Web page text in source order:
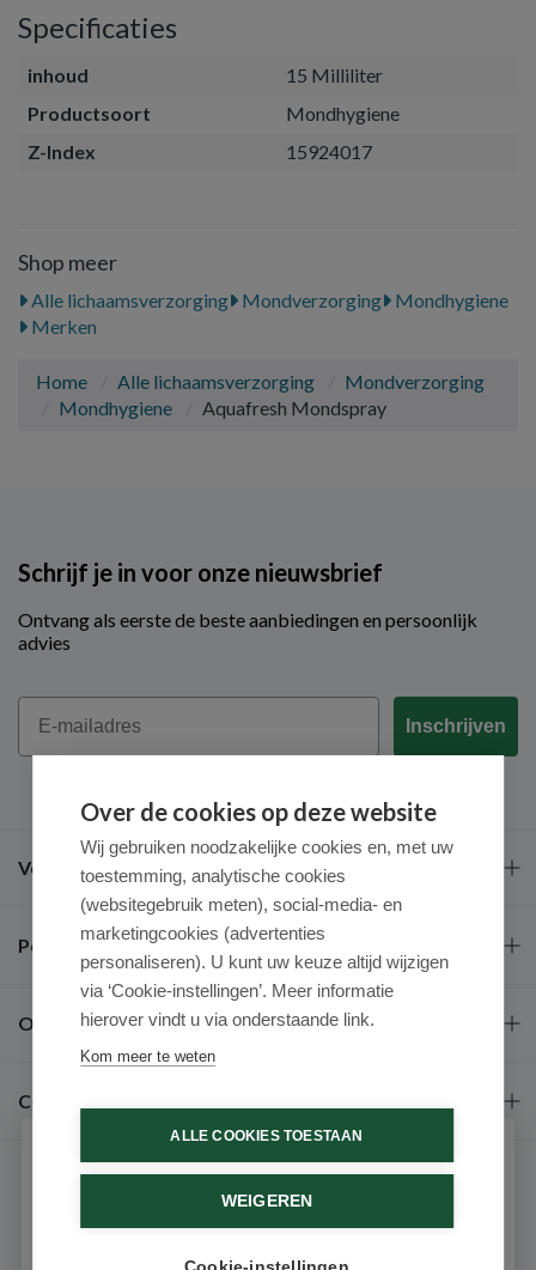
Specificaties
inhoud
15 Milliliter
Productsoort
Mondhygiene
Z-Index
15924017
Shop meer
Alle lichaamsverzorging Mondverzorging
Mondhygiene
Merken
Home Alle lichaamsverzorging
Mondverzorging
Mondhygiene
Aquafresh Mondspray
Schrijf je in voor onze nieuwsbrief
Ontvang als eerste de beste aanbiedingen en persoonlijk
advies
Email
Inschrijven
Veel gestelde vragen
Populaire merken
Over ons
Contact
Over de cookies op deze website
Wij gebruiken noodzakelijke cookies en, met uw
toestemming, analytische cookies
(websitegebruik meten), social-media- en
marketingcookies (advertenties
personaliseren). U kunt uw keuze altijd wijzigen
via ‘Cookie-instellingen’. Meer informatie
hierover vindt u via onderstaande link.
Kom meer te weten
ALLE COOKIES TOESTAAN
WEIGEREN
Schrijf je in voor onze nieuwsbrief
Ontvang als eerste de beste aanbiedingen en persoonlijk
advies